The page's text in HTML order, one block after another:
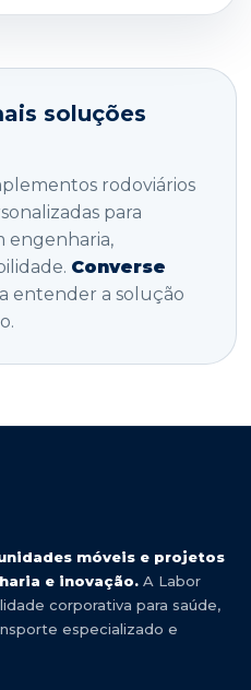
soluções
rodoviários
para
engenharia,
Converse
entender a solução
móveis e projetos
e inovação. A Labor
corporativa para saúde,
especializado e